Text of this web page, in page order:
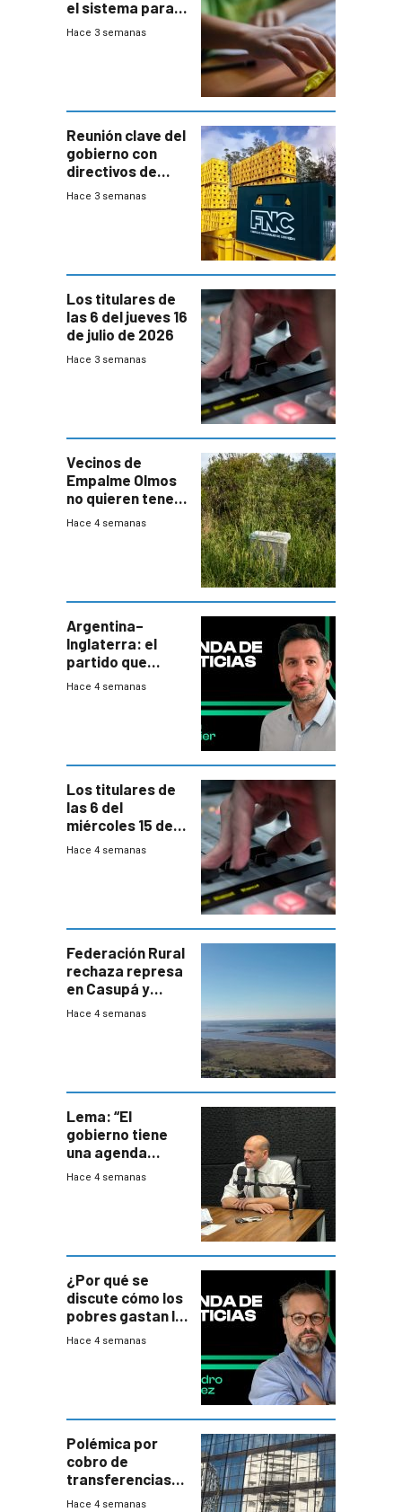
el sistema para
la búsqueda
Hace 3 semanas
Reunión clave del
gobierno con
directivos de
Fábricas
Hace 3 semanas
Los titulares de
las 6 del jueves 16
de julio de 2026
Hace 3 semanas
Vecinos de
Empalme Olmos
no quieren tener
cerca una planta
departamental
Hace 4 semanas
Argentina–
Inglaterra: el
partido que
nunca termina
Hace 4 semanas
Los titulares de
las 6 del
miércoles 15 de
julio de 2026
Hace 4 semanas
Federación Rural
rechaza represa
en Casupá y
firma demanda
Hace 4 semanas
Lema: “El
gobierno tiene
una agenda
destructiva”
Hace 4 semanas
¿Por qué se
discute cómo los
pobres gastan la
plata?
Hace 4 semanas
Polémica por
cobro de
transferencias
del Mides en
Hace 4 semanas